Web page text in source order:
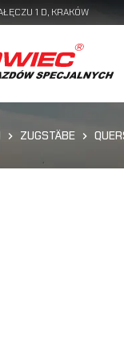
1 D, KRAKÓW
ZUGSTÄBE